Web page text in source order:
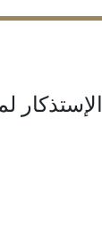
الإستذكار